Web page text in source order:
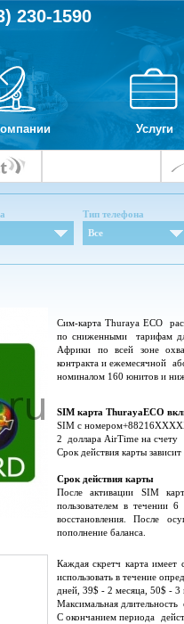
Тип телефона
Все
230-1590
Услуги
Сим-карта Thuraya ECO
по сниженными тарифам
Африки по всей зоне
контракта и ежемесячной
номиналом 160 юнитов и
SIM карта ThurayaECO
SIM с
2 доллара AirTime на счету
Срок действия карты
Срок действия карты
После активации SIM
пользователем в течении
восстановления. После
пополнение баланса.
Каждая скретч карта имеет
использовать в течение
дней, 39$ - 2 месяца, 50$ - 3
Максимальная
С окончанием периода